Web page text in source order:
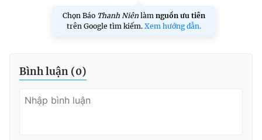
Chọn Báo Thanh Niên làm nguồn ưu tiên
trên Google tìm kiếm. Xem hướng dẫn.
Bình luận (0)